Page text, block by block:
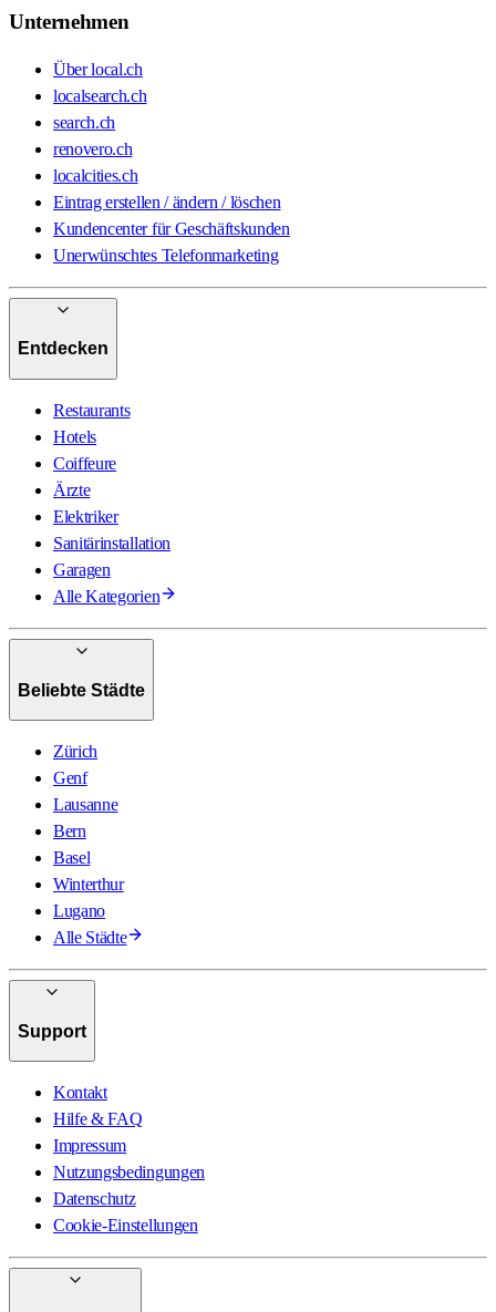
Unternehmen
Über local.ch
localsearch.ch
search.ch
renovero.ch
localcities.ch
Eintrag erstellen / ändern / löschen
Kundencenter für Geschäftskunden
Unerwünschtes Telefonmarketing
Entdecken
Restaurants
Hotels
Coiffeure
Ärzte
Elektriker
Sanitärinstallation
Garagen
Alle Kategorien
Beliebte Städte
Zürich
Genf
Lausanne
Bern
Basel
Winterthur
Lugano
Alle Städte
Support
Kontakt
Hilfe & FAQ
Impressum
Nutzungsbedingungen
Datenschutz
Cookie-Einstellungen